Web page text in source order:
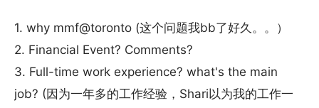
1. why mmf@toronto (这个问题我bb了好久。。）
2. Financial Event? Comments?
3. Full-time work experience? what's the main
job? (因为一年多的工作经验，Shari以为我的工作一